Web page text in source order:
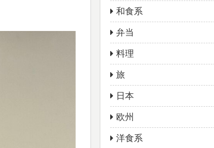
和食系
弁当
料理
旅
日本
欧州
洋食系